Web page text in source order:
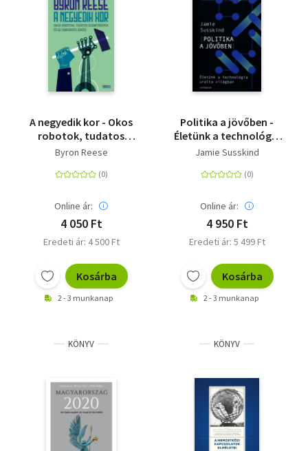
A negyedik kor - Okos
robotok, tudatos
számítógépek és az
Byron Reese
Online ár:
4 050 Ft
Eredeti ár: 4 500 Ft
Kosárba
2 - 3 munkanap
Politika a jövőben -
Életünk a technológia
uralta világban
Jamie Susskind
Online ár:
4 950 Ft
Eredeti ár: 5 499 Ft
Kosárba
2 - 3 munkanap
KÖNYV KÖNYV